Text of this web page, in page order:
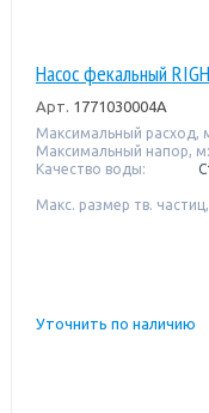
Насос фекальный
Арт. 1771030004A
Максимальный расход,
Максимальный напор, м:
Качество воды:
Макс. размер тв.
Уточнить по наличию